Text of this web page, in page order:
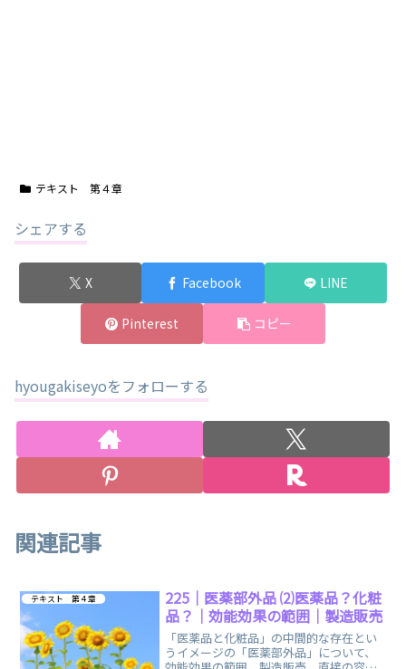
テキスト 第４章
シェアする
X Facebook LINE
Pinterest コピー
hyougakiseyoをフォローする
関連記事
テキスト 第４章
225｜医薬部外品 ⑵医薬品？化粧
品？｜効能効果の範囲｜製造販売
「医薬品と化粧品」の中間的な存在とい
うイメージの「医薬部外品」について、